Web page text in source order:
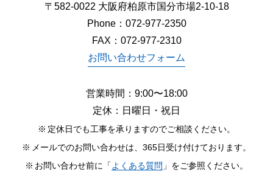
〒582-0022 大阪府柏原市国分市場2-10-18
Phone： 072-977-2350
FAX：072-977-2310
お問い合わせフォーム
営業時間：9:00〜18:00
定休：日曜日・祝日
定休日でも工事を承りますのでご相談ください。
メールでのお問い合わせは、365日受け付けております。
お問い合わせ前に「 よくある質問 」をご参照ください。